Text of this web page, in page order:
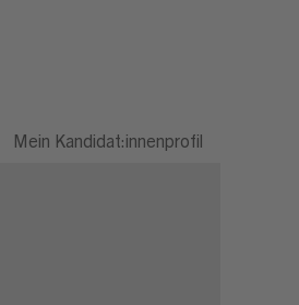
Mein Kandidat:innenprofil